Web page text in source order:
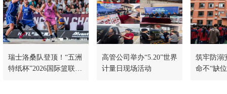
瑞士洛桑队登顶！“五洲
特纸杯”2026国际篮联三
高管公司举办“5.20”世界
计量日现场活动
筑牢防溺
命不“缺